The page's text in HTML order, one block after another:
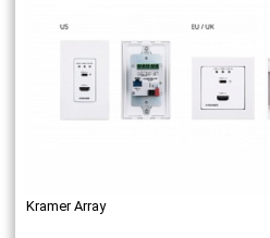
Kramer Array